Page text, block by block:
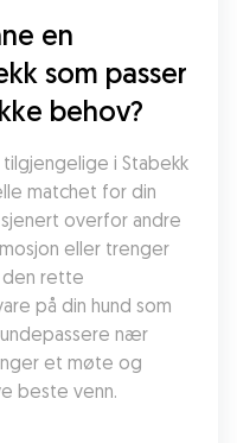
en
som passer
behov?
i Stabekk
matchet for din
overfor andre
eller trenger
den rette
på din hund som
nær
et møte og
beste venn.